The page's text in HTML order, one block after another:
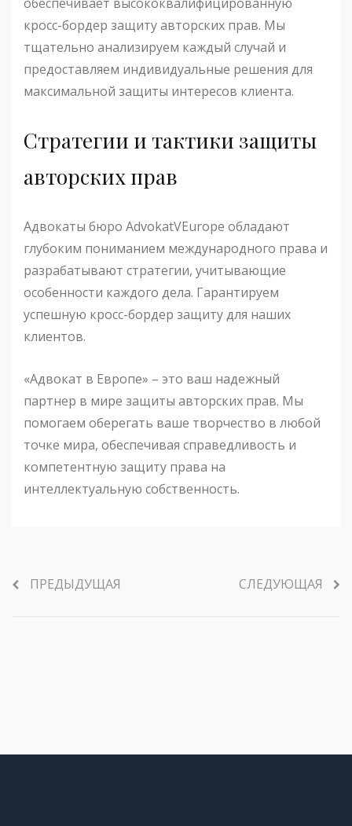
кросс-бордер защиту авторских прав. Мы
тщательно анализируем каждый случай и
предоставляем индивидуальные решения для
максимальной защиты интересов клиента.
Стратегии и тактики защиты
авторских прав
Адвокаты бюро AdvokatVEurope обладают
глубоким пониманием международного права и
разрабатывают стратегии, учитывающие
особенности каждого дела. Гарантируем
успешную кросс-бордер защиту для наших
клиентов.
«Адвокат в Европе» – это ваш надежный
партнер в мире защиты авторских прав. Мы
помогаем оберегать ваше творчество в любой
точке мира, обеспечивая справедливость и
компетентную защиту права на
интеллектуальную собственность.
ПРЕДЫДУЩАЯ СЛЕДУЮЩАЯ